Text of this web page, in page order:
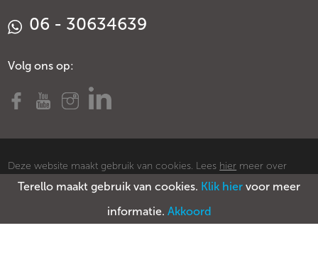
Terello maakt gebruik van cookies. Klik hier voor meer
informatie. Akkoord
06 - 30634639
Volg ons op:
Deze website maakt gebruik van cookies. Lees hier meer over
cookies.
Voorwaarden Privacy policy